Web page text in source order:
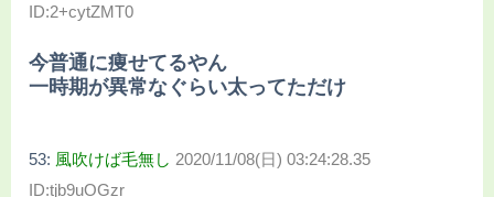
ID:2+cytZMT0
今普通に痩せてるやん
一時期が異常なぐらい太ってただけ
53: 風吹けば毛無し 2020/11/08(日) 03:24:28.35
ID:tjb9uOGzr